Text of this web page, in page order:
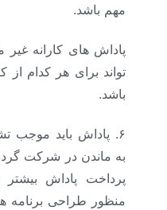
مهم باشد.
پاداش های کارانه
تواند برای هر کدام از
باشد.
۶.
پاداش باید موجب
به ماندن در شرکت
پرداخت پاداش بیشتر
منظور طراحی برنامه